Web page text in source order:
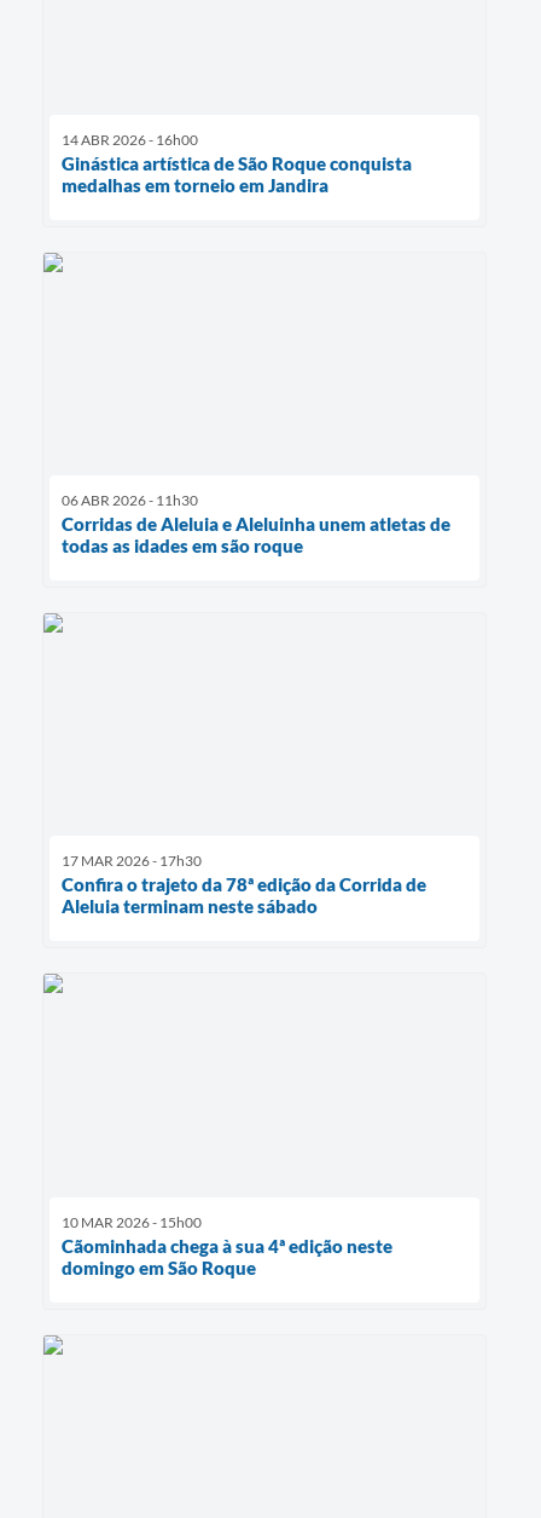
14 ABR 2026 - 16h00
Ginástica artística de São Roque conquista
medalhas em torneio em Jandira
06 ABR 2026 - 11h30
Corridas de Aleluia e Aleluinha unem atletas de
todas as idades em são roque
17 MAR 2026 - 17h30
Confira o trajeto da 78ª edição da Corrida de
Aleluia terminam neste sábado
10 MAR 2026 - 15h00
Cãominhada chega à sua 4ª edição neste
domingo em São Roque